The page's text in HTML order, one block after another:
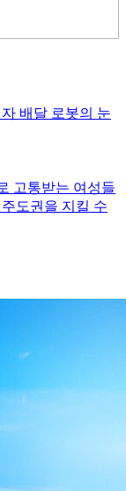
배달 로봇의 눈
고통받는 여성들
도권을 지킬 수